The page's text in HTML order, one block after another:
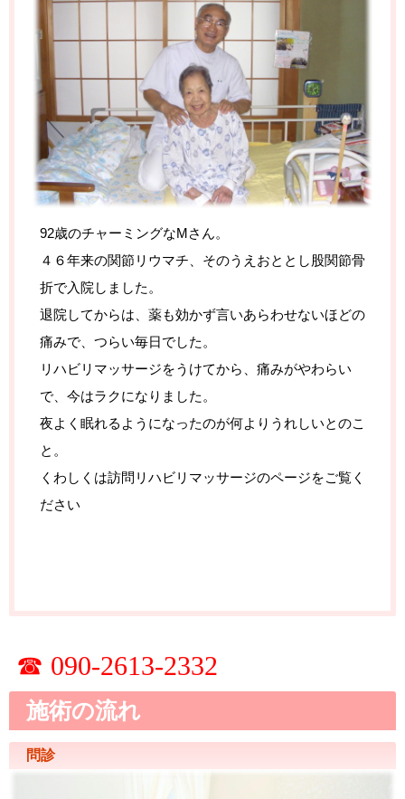
92歳のチャーミングなMさん。
４６年来の関節リウマチ、そのうえおととし股関節骨
折で入院 しました。
退院してからは、薬も効かず言いあらわせないほどの
痛みで、つらい毎日でした。
リハビリマッサージをうけてから、痛みがやわらい
で、今はラクになりました。
夜よく眠れる ようになったのが何よりうれしいとのこ
と。
くわしくは訪問リハビリマッサージのページをご覧く
ださい
☎ 090-2613-2332
施術の流れ
問診